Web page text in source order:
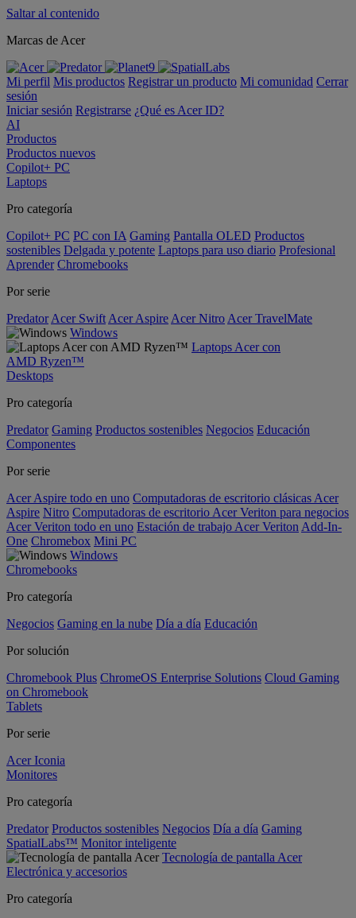
Saltar al contenido
Marcas de Acer
Mi perfil Mis productos Registrar un producto Mi comunidad Cerrar
sesión
Iniciar sesión Registrarse ¿Qué es Acer ID?
AI
Productos
Productos nuevos
Copilot+ PC
Laptops
Pro categoría
Copilot+ PC PC con IA Gaming Pantalla OLED Productos
sostenibles Delgada y potente Laptops para uso diario Profesional
Aprender Chromebooks
Por serie
Predator Acer Swift Acer Aspire Acer Nitro Acer TravelMate
Windows
Laptops Acer con
AMD Ryzen™
Desktops
Pro categoría
Predator Gaming Productos sostenibles Negocios Educación
Componentes
Por serie
Acer Aspire todo en uno Computadoras de escritorio clásicas Acer
Aspire Nitro Computadoras de escritorio Acer Veriton para negocios
Acer Veriton todo en uno Estación de trabajo Acer Veriton Add-In-
One Chromebox Mini PC
Windows
Chromebooks
Pro categoría
Negocios Gaming en la nube Día a día Educación
Por solución
Chromebook Plus ChromeOS Enterprise Solutions Cloud Gaming
on Chromebook
Tablets
Por serie
Acer Iconia
Monitores
Pro categoría
Predator Productos sostenibles Negocios Día a día Gaming
SpatialLabs™ Monitor inteligente
Tecnología de pantalla Acer
Electrónica y accesorios
Pro categoría